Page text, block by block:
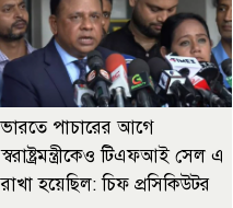
ভারতে পাচারের আগে
স্বরাষ্ট্রমন্ত্রীকেও টিএফআই সেল এ
রাখা হয়েছিল: চিফ প্রসিকিউটর